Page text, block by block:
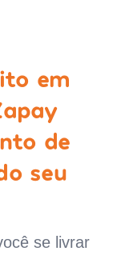
em
de
seu
se livrar